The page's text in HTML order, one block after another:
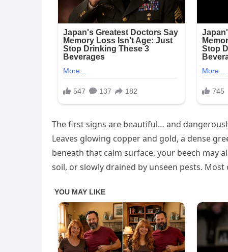
The first signs are beautiful… and
Leaves glowing copper and gold, a dense
beneath that calm surface, your beech may
soil, or slowly drained by unseen pests.